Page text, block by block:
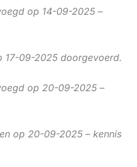
op 14-09-2025 –
17-09-2025 doorgevoerd.
op 20-09-2025 –
op 20-09-2025 – kennis